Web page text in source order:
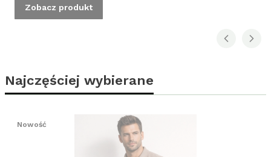
Zobacz produkt
Najczęściej wybierane
Nowość